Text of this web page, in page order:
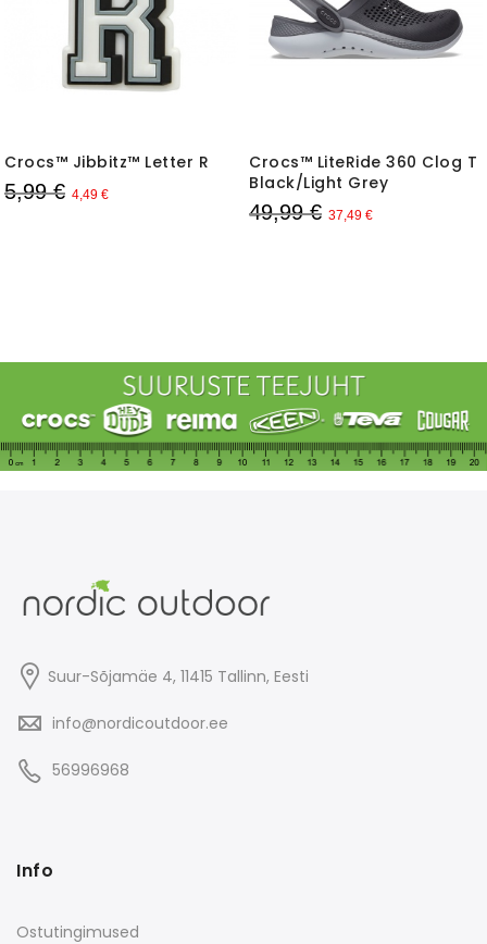
Crocs™ Jibbitz™ Letter R
5,99 € 4,49 €
Crocs™ LiteRide 360 Clog T
Black/Light Grey
49,99 € 37,49 €
Suur-Sõjamäe 4, 11415 Tallinn, Eesti
info@nordicoutdoor.ee
56996968
Info
Ostutingimused